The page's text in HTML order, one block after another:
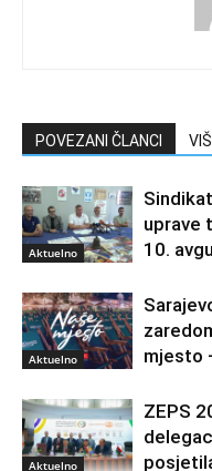
POVEZANI ČLANCI
Aktuelno
uprave
10.
Aktuelno
mjesto
Aktuelno
ZEPS